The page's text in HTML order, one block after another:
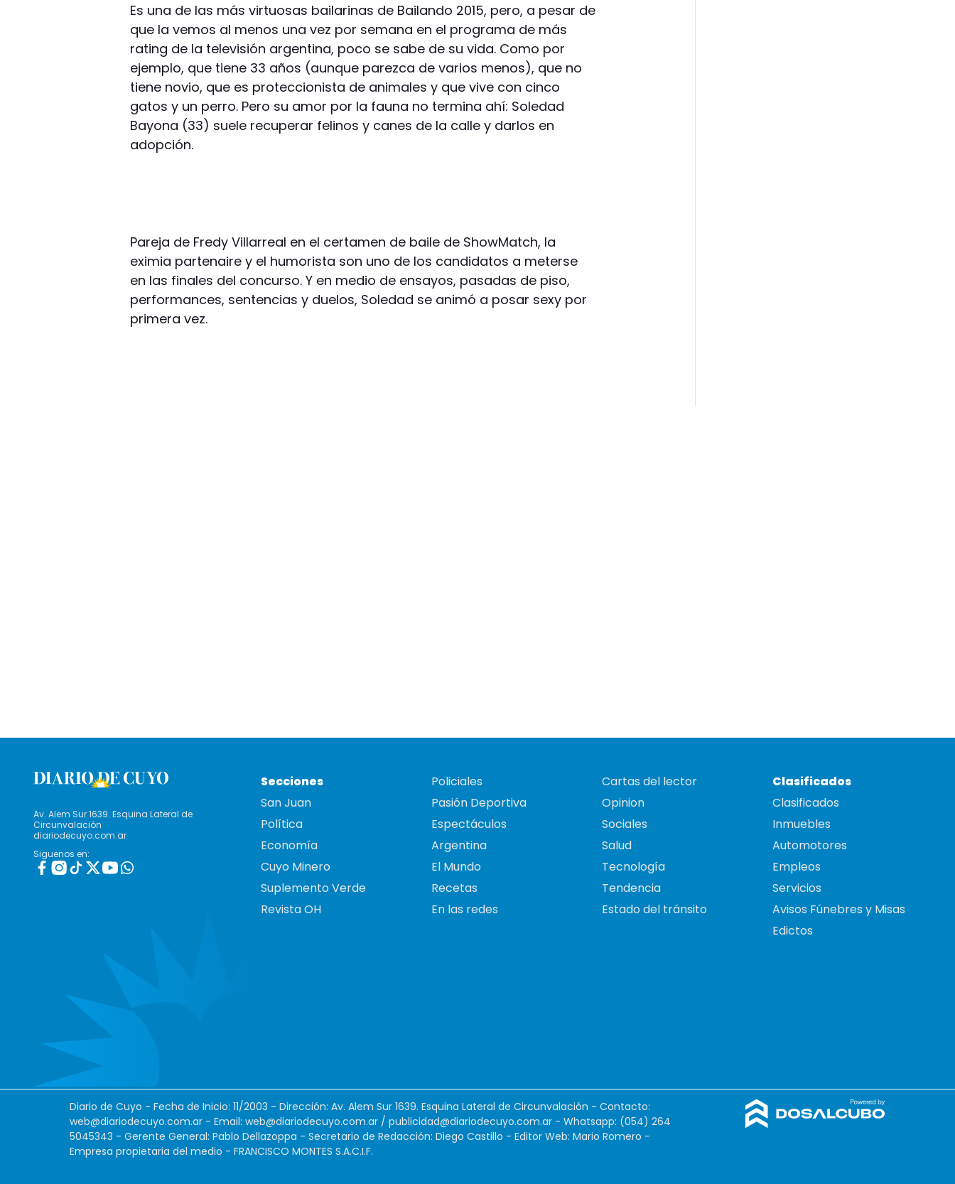
Es una de las más virtuosas bailarinas de Bailando 2015, pero, a pesar de
que la vemos al menos una vez por semana en el programa de más
rating de la televisión argentina, poco se sabe de su vida. Como por
ejemplo, que tiene 33 años (aunque parezca de varios menos), que no
tiene novio, que es proteccionista de animales y que vive con cinco
gatos y un perro. Pero su amor por la fauna no termina ahí: Soledad
Bayona (33) suele recuperar felinos y canes de la calle y darlos en
adopción.
Pareja de Fredy Villarreal en el certamen de baile de ShowMatch, la
eximia partenaire y el humorista son uno de los candidatos a meterse
en las finales del concurso. Y en medio de ensayos, pasadas de piso,
performances, sentencias y duelos, Soledad se animó a posar sexy por
primera vez.
Av. Alem Sur 1639. Esquina Lateral de
Circunvalación
diariodecuyo.com.ar
Siguenos en:
Secciones
San Juan
Política
Economía
Cuyo Minero
Suplemento Verde
Revista OH
Policiales
Pasión Deportiva
Espectáculos
Argentina
El Mundo
Recetas
En las redes
Cartas del lector
Opinion
Sociales
Salud
Tecnología
Tendencia
Estado del tránsito
Clasificados
Clasificados
Inmuebles
Automotores
Empleos
Servicios
Avisos Fúnebres y Misas
Edictos
Diario de Cuyo - Fecha de Inicio: 11/2003 - Dirección: Av. Alem Sur 1639. Esquina Lateral de Circunvalación - Contacto:
web@diariodecuyo.com.ar - Email: web@diariodecuyo.com.ar / publicidad@diariodecuyo.com.ar - Whatsapp: (054) 264
5045343 - Gerente General: Pablo Dellazoppa - Secretario de Redacción: Diego Castillo - Editor Web: Mario Romero -
Empresa propietaria del medio - FRANCISCO MONTES S.A.C.I.F.